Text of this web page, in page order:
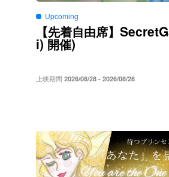
Upcoming
【先着自由席】
i)開催)
上映期間 2026/08/28 - 2026/08/28